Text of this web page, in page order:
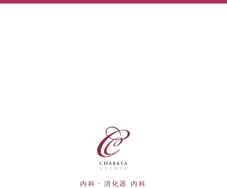
内科・消化器 内科